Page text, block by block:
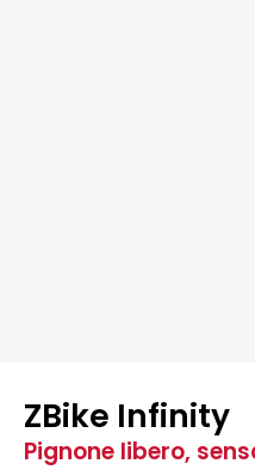
ZBike Infinity
Pignone libero,